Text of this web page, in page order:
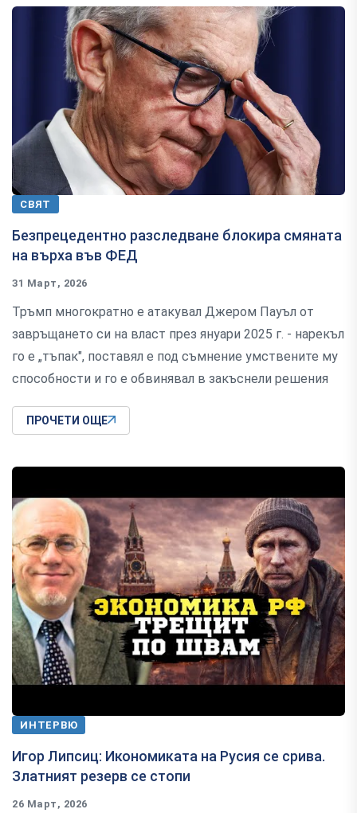
СВЯТ
Безпрецедентно разследване блокира смяната
на върха във ФЕД
31 Март, 2026
Тръмп многократно е атакувал Джером Пауъл от
завръщането си на власт през януари 2025 г. - нарекъл
го е „тъпак", поставял е под съмнение умствените му
способности и го е обвинявал в закъснели решения
ПРОЧЕТИ ОЩЕ
ИНТЕРВЮ
Игор Липсиц: Икономиката на Русия се срива.
Златният резерв се стопи
26 Март, 2026